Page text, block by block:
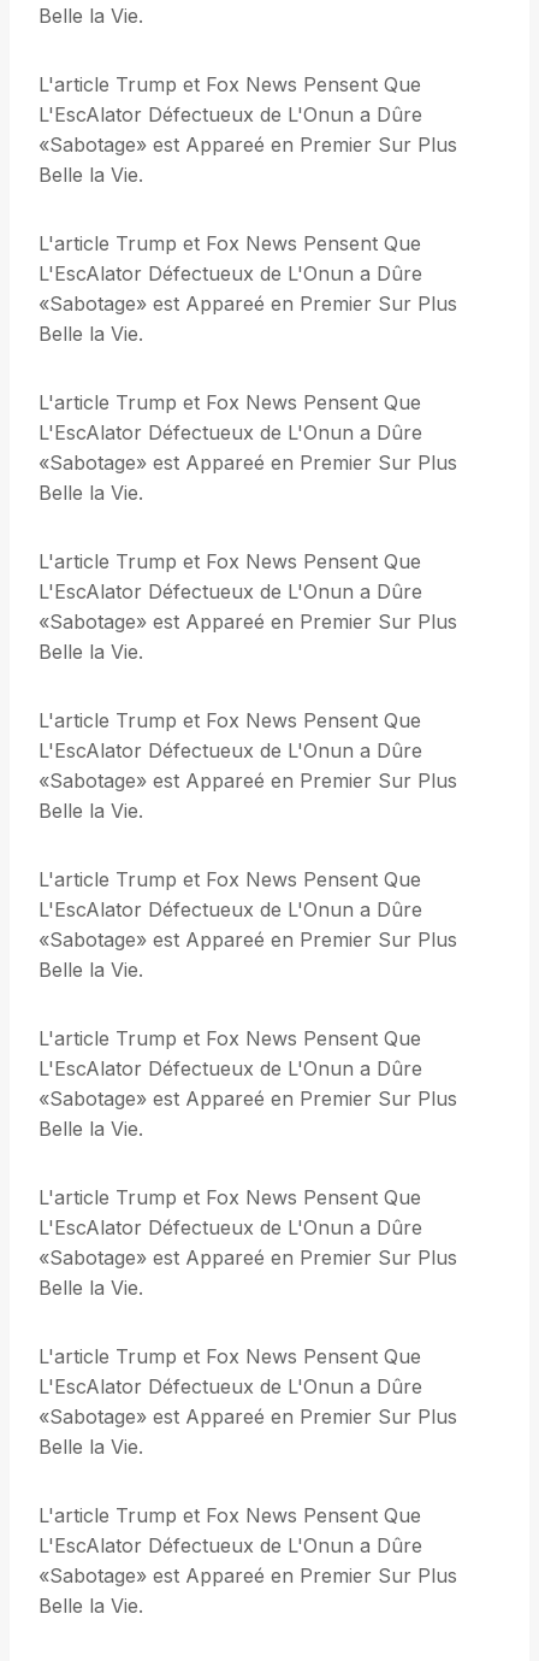
Belle la Vie.
L'article Trump et Fox News Pensent Que
L'EscAlator Défectueux de L'Onun a Dûre
«Sabotage» est Appareé en Premier Sur Plus
Belle la Vie.
L'article Trump et Fox News Pensent Que
L'EscAlator Défectueux de L'Onun a Dûre
«Sabotage» est Appareé en Premier Sur Plus
Belle la Vie.
L'article Trump et Fox News Pensent Que
L'EscAlator Défectueux de L'Onun a Dûre
«Sabotage» est Appareé en Premier Sur Plus
Belle la Vie.
L'article Trump et Fox News Pensent Que
L'EscAlator Défectueux de L'Onun a Dûre
«Sabotage» est Appareé en Premier Sur Plus
Belle la Vie.
L'article Trump et Fox News Pensent Que
L'EscAlator Défectueux de L'Onun a Dûre
«Sabotage» est Appareé en Premier Sur Plus
Belle la Vie.
L'article Trump et Fox News Pensent Que
L'EscAlator Défectueux de L'Onun a Dûre
«Sabotage» est Appareé en Premier Sur Plus
Belle la Vie.
L'article Trump et Fox News Pensent Que
L'EscAlator Défectueux de L'Onun a Dûre
«Sabotage» est Appareé en Premier Sur Plus
Belle la Vie.
L'article Trump et Fox News Pensent Que
L'EscAlator Défectueux de L'Onun a Dûre
«Sabotage» est Appareé en Premier Sur Plus
Belle la Vie.
L'article Trump et Fox News Pensent Que
L'EscAlator Défectueux de L'Onun a Dûre
«Sabotage» est Appareé en Premier Sur Plus
Belle la Vie.
L'article Trump et Fox News Pensent Que
L'EscAlator Défectueux de L'Onun a Dûre
«Sabotage» est Appareé en Premier Sur Plus
Belle la Vie.